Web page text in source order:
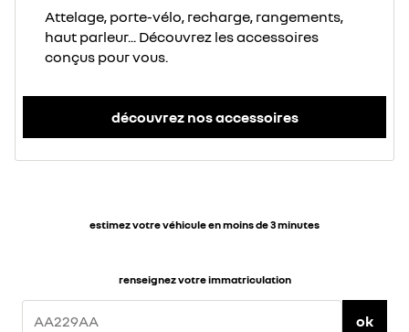
Attelage, porte-vélo, recharge, rangements,
haut parleur... Découvrez les accessoires
conçus pour vous.
découvrez nos accessoires
estimez votre véhicule en moins de 3 minutes
renseignez votre immatriculation
ok